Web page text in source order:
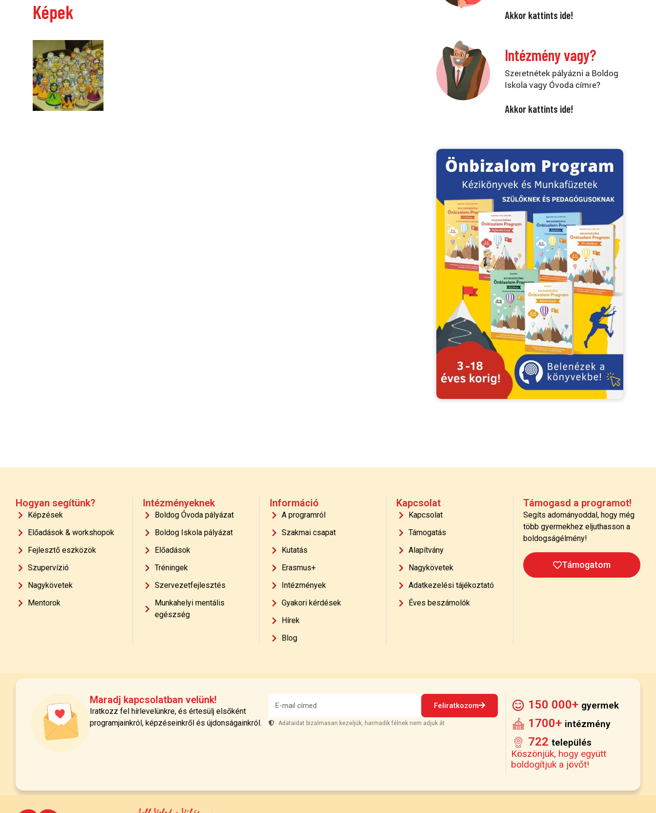
Képek Akkor kattints ide!
Intézmény vagy?
Szeretnétek pályázni a Boldog
Iskola vagy Óvoda címre?
Akkor kattints ide!
Hogyan segítünk?
Képzések
Előadások & workshopok
Fejlesztő eszközök
Szupervízió
Nagykövetek
Mentorok
Intézményeknek
Boldog Óvoda pályázat
Boldog Iskola pályázat
Előadások
Tréningek
Szervezetfejlesztés
Munkahelyi mentális
egészség
Információ
A programról
Szakmai csapat
Kutatás
Erasmus+
Intézmények
Gyakori kérdések
Hírek
Blog
Kapcsolat
Kapcsolat
Támogatás
Alapítvány
Nagykövetek
Adatkezelési tájékoztató
Éves beszámolók
Támogasd a programot!
Segíts adományoddal, hogy még
több gyermekhez eljuthasson a
boldogságélmény!
Támogatom
Maradj kapcsolatban velünk!
Iratkozz fel hírlevelünkre, és értesülj elsőként
programjainkról, képzéseinkről és újdonságainkról.
Feliratkozom
Adataidat bizalmasan kezeljük, harmadik félnek nem adjuk át
150 000+ gyermek
1700+ intézmény
722 település
Köszönjük, hogy együtt
boldogítjuk a jövőt!